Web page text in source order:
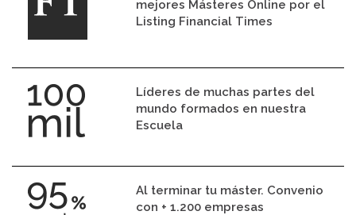
mejores Másteres Online por el
Listing Financial Times
Líderes de muchas partes del
mundo formados en nuestra
Escuela
Al terminar tu máster. Convenio
con + 1.200 empresas